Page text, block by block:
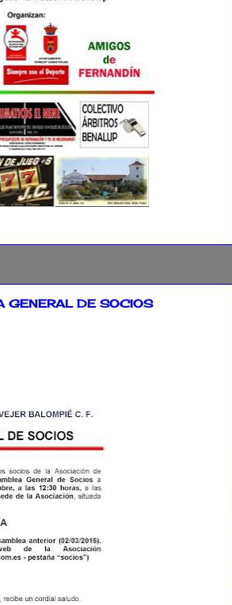
GENERAL DE SOCIOS